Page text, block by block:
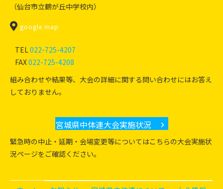
（仙台市立鶴が丘中学校内）
宮城県中学校体育連盟
google map
TEL 022-725-4207
FAX022-725-4208
組み合わせや結果等、大会の詳細に関する問い合わせにはお答え
しておりません。
宮城県中体連大会実施状況
緊急時の中止・延期・会場変更等についてはこちらの大会実施状
況ページをご確認ください。